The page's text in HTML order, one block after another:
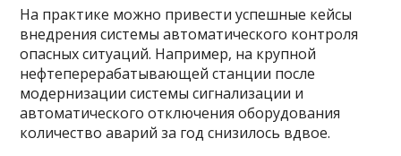
На практике можно привести успешные кейсы
внедрения системы автоматического контроля
опасных ситуаций. Например, на крупной
нефтеперерабатывающей станции после
модернизации системы сигнализации и
автоматического отключения оборудования
количество аварий за год снизилось вдвое.